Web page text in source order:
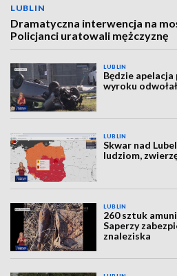
LUBLIN
Dramatyczna interwencja na
Policjanci uratowali mężczyznę
LUBLIN
Będzie
wyroku
LUBLIN
Skwar nad
ludziom,
LUBLIN
260 sztuk
Saperzy
znaleziska